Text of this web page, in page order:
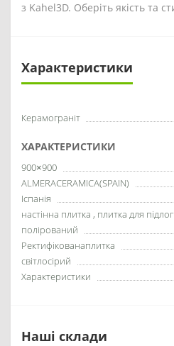
з Kahel3D. Оберіть якість та
Характеристики
Керамограніт
ХАРАКТЕРИСТИКИ
900×900
ALMERACERAMICA(SPAIN)
Іспанія
настінна плитка , плитка для
полірований
Ректифікованаплитка
світлосірий
Характеристики
Наші склади